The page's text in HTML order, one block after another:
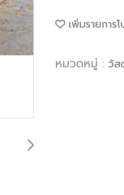
เพิ่มรายการ
หมวดหมู่ : วัส